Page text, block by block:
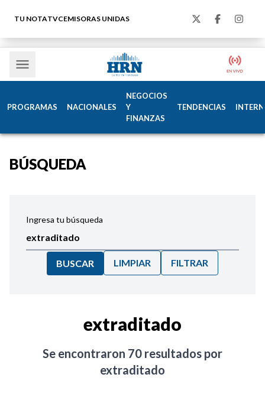
TU NOTATVCEMISORAS UNIDAS
PROGRAMAS NACIONALES
NEGOCIOS
Y
FINANZAS
TENDENCIAS
BÚSQUEDA
Ingresa tu búsqueda
BUSCAR LIMPIAR FILTRAR
extraditado
Se encontraron 70 resultados por
extraditado